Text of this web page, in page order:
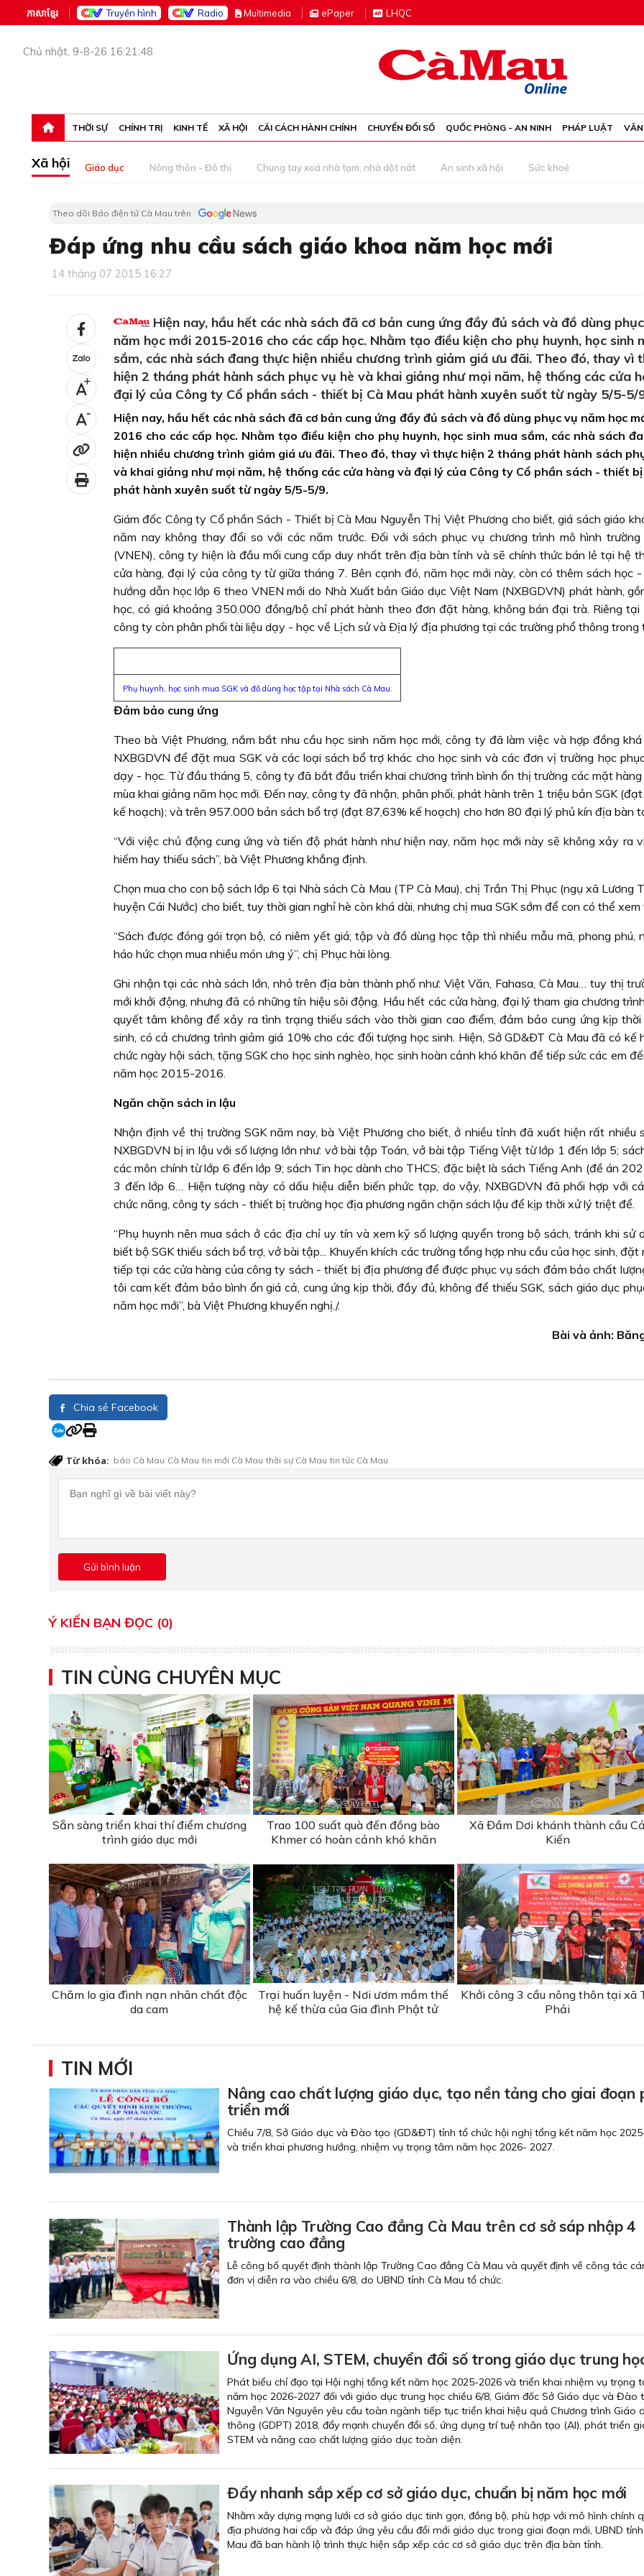
ភាសាខ្មែរ Truyền hình Radio Multimedia ePaper LHQC
Chủ nhật, 9-8-26 16:21:48
THỜI SỰ CHÍNH TRỊ KINH TẾ XÃ HỘI CẢI CÁCH HÀNH CHÍNH CHUYỂN ĐỔI SỐ QUỐC PHÒNG - AN NINH PHÁP LUẬT
Xã hội Giáo dục Nông thôn - Đô thị Chung tay xoá nhà tạm, nhà dột nát An sinh xã hội Sức khoẻ
Theo dõi Báo điện tử Cà Mau trên
Đáp ứng nhu cầu sách giáo khoa năm học mới
14 tháng 07 2015 16:27
+
-
Hiện nay, hầu hết các nhà sách đã cơ bản cung ứng đầy đủ sách và đồ dùng
năm học mới 2015-2016 cho các cấp học. Nhằm tạo điều kiện cho phụ huynh, học sinh
sắm, các nhà sách đang thực hiện nhiều chương trình giảm giá ưu đãi. Theo đó, thay vì
hiện 2 tháng phát hành sách phục vụ hè và khai giảng như mọi năm, hệ thống các cửa
đại lý của Công ty Cổ phần sách - thiết bị Cà Mau phát hành xuyên suốt từ ngày 5/5-5/
Hiện nay, hầu hết các nhà sách đã cơ bản cung ứng đầy đủ sách và đồ dùng phục vụ năm học
2016 cho các cấp học. Nhằm tạo điều kiện cho phụ huynh, học sinh mua sắm, các nhà sách
hiện nhiều chương trình giảm giá ưu đãi. Theo đó, thay vì thực hiện 2 tháng phát hành sách
và khai giảng như mọi năm, hệ thống các cửa hàng và đại lý của Công ty Cổ phần sách - thiết bị
phát hành xuyên suốt từ ngày 5/5-5/9.
Giám đốc Công ty Cổ phần Sách - Thiết bị Cà Mau Nguyễn Thị Việt Phương cho biết, giá sách giáo
năm nay không thay đổi so với các năm trước. Ðối với sách phục vụ chương trình mô hình trường
(VNEN), công ty hiện là đầu mối cung cấp duy nhất trên địa bàn tỉnh và sẽ chính thức bán lẻ tại hệ
cửa hàng, đại lý của công ty từ giữa tháng 7. Bên cạnh đó, năm học mới này, còn có thêm sách học
hướng dẫn học lớp 6 theo VNEN mới do Nhà Xuất bản Giáo dục Việt Nam (NXBGDVN) phát hành,
học, có giá khoảng 350.000 đồng/bộ chỉ phát hành theo đơn đặt hàng, không bán đại trà. Riêng tại
công ty còn phân phối tài liệu dạy - học về Lịch sử và Ðịa lý địa phương tại các trường phổ thông trong
Phụ huynh, học sinh mua SGK và đồ dùng học tập tại Nhà sách Cà Mau.
Đảm bảo cung ứng
Theo bà Việt Phương, nắm bắt nhu cầu học sinh năm học mới, công ty đã làm việc và hợp đồng
NXBGDVN để đặt mua SGK và các loại sách bổ trợ khác cho học sinh và các đơn vị trường học
dạy - học. Từ đầu tháng 5, công ty đã bắt đầu triển khai chương trình bình ổn thị trường các mặt
mùa khai giảng năm học mới. Ðến nay, công ty đã nhận, phân phối, phát hành trên 1 triệu bản SGK
kế hoạch); và trên 957.000 bản sách bổ trợ (đạt 87,63% kế hoạch) cho hơn 80 đại lý phủ kín địa bàn
“Với việc chủ động cung ứng và tiến độ phát hành như hiện nay, năm học mới này sẽ không xảy ra
hiếm hay thiếu sách”, bà Việt Phương khẳng định.
Chọn mua cho con bộ sách lớp 6 tại Nhà sách Cà Mau (TP Cà Mau), chị Trần Thị Phục (ngụ xã Lương
huyện Cái Nước) cho biết, tuy thời gian nghỉ hè còn khá dài, nhưng chị mua SGK sớm để con có thể xem
“Sách được đóng gói trọn bộ, có niêm yết giá; tập và đồ dùng học tập thì nhiều mẫu mã, phong phú,
háo hức chọn mua nhiều món ưng ý”, chị Phục hài lòng.
Ghi nhận tại các nhà sách lớn, nhỏ trên địa bàn thành phố như: Việt Văn, Fahasa, Cà Mau… tuy thị
mới khởi động, nhưng đã có những tín hiệu sôi động. Hầu hết các cửa hàng, đại lý tham gia chương
quyết tâm không để xảy ra tình trạng thiếu sách vào thời gian cao điểm, đảm bảo cung ứng kịp
sinh, có cả chương trình giảm giá 10% cho các đối tượng học sinh. Hiện, Sở GD&ÐT Cà Mau đã có kế
chức ngày hội sách, tặng SGK cho học sinh nghèo, học sinh hoàn cảnh khó khăn để tiếp sức các em
năm học 2015-2016.
Ngăn chặn sách in lậu
Nhận định về thị trường SGK năm nay, bà Việt Phương cho biết, ở nhiều tỉnh đã xuất hiện rất nhiều
NXBGDVN bị in lậu với số lượng lớn như: vở bài tập Toán, vở bài tập Tiếng Việt từ lớp 1 đến lớp 5;
các môn chính từ lớp 6 đến lớp 9; sách Tin học dành cho THCS; đặc biệt là sách Tiếng Anh (đề án
3 đến lớp 6… Hiện tượng này có dấu hiệu diễn biến phức tạp, do vậy, NXBGDVN đã phối hợp với
chức năng, công ty sách - thiết bị trường học địa phương ngăn chặn sách lậu để kịp thời xử lý triệt để.
“Phụ huynh nên mua sách ở các địa chỉ uy tín và xem kỹ số lượng quyển trong bộ sách, tránh khi sử
biết bộ SGK thiếu sách bổ trợ, vở bài tập... Khuyến khích các trường tổng hợp nhu cầu của học sinh, đặt
tiếp tại các cửa hàng của công ty sách - thiết bị địa phương để được phục vụ sách đảm bảo chất
tôi cam kết đảm bảo bình ổn giá cả, cung ứng kịp thời, đầy đủ, không để thiếu SGK, sách giáo dục
năm học mới”, bà Việt Phương khuyến nghị./.
Bài và ảnh:
Chia sẻ Facebook
Từ khóa: báo Cà Mau Cà Mau tin mới Cà Mau thời sự Cà Mau tin tức Cà Mau
Ý KIẾN BẠN ĐỌC (0)
TIN CÙNG CHUYÊN MỤC
Sẵn sàng triển khai thí điểm chương
trình giáo dục mới
Trao 100 suất quà đến đồng bào
Khmer có hoàn cảnh khó khăn
Xã Đầm Dơi khánh thành cầu
Kiến
Chăm lo gia đình nạn nhân chất độc
da cam
Trại huấn luyện - Nơi ươm mầm thế
hệ kế thừa của Gia đình Phật tử
Khởi công 3 cầu nông thôn tại xã
Phải
TIN MỚI
Nâng cao chất lượng giáo dục, tạo nền tảng cho giai đoạn
triển mới
Chiều 7/8, Sở Giáo dục và Đào tạo (GD&ĐT) tỉnh tổ chức hội nghị tổng kết năm học
và triển khai phương hướng, nhiệm vụ trọng tâm năm học 2026- 2027.
Thành lập Trường Cao đẳng Cà Mau trên cơ sở sáp nhập 4
trường cao đẳng
Lễ công bố quyết định thành lập Trường Cao đẳng Cà Mau và quyết định về công tác
đơn vị diễn ra vào chiều 6/8, do UBND tỉnh Cà Mau tổ chức.
Ứng dụng AI, STEM, chuyển đổi số trong giáo dục trung
Phát biểu chỉ đạo tại Hội nghị tổng kết năm học 2025-2026 và triển khai nhiệm vụ trọng
năm học 2026-2027 đối với giáo dục trung học chiều 6/8, Giám đốc Sở Giáo dục và Đào
Nguyễn Văn Nguyên yêu cầu toàn ngành tiếp tục triển khai hiệu quả Chương trình Giáo
thông (GDPT) 2018, đẩy mạnh chuyển đổi số, ứng dụng trí tuệ nhân tạo (AI), phát triển
STEM và nâng cao chất lượng giáo dục toàn diện.
Đẩy nhanh sắp xếp cơ sở giáo dục, chuẩn bị năm học mới
Nhằm xây dựng mạng lưới cơ sở giáo dục tinh gọn, đồng bộ, phù hợp với mô hình chính
địa phương hai cấp và đáp ứng yêu cầu đổi mới giáo dục trong giai đoạn mới, UBND
Mau đã ban hành lộ trình thực hiện sắp xếp các cơ sở giáo dục trên địa bàn tỉnh.